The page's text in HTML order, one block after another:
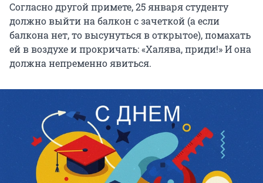
Согласно другой примете, 25 января студенту
должно выйти на балкон с зачеткой (а если
балкона нет, то высунуться в открытое), помахать
ей в воздухе и прокричать: «Халява, приди!» И она
должна непременно явиться.